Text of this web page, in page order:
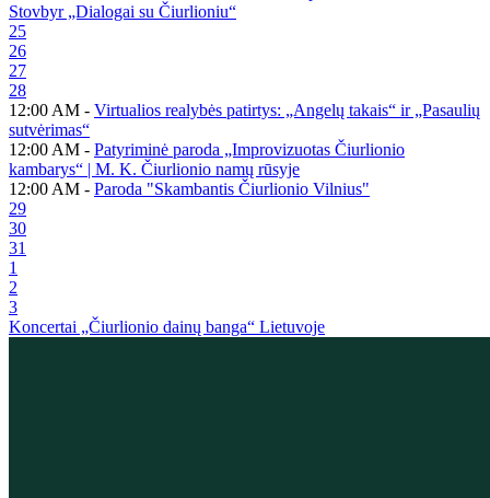
Stovbyr „Dialogai su Čiurlioniu“
25
26
27
28
12:00 AM - Virtualios realybės patirtys: „Angelų takais“ ir „Pasaulių
sutvėrimas“
12:00 AM - Patyriminė paroda „Improvizuotas Čiurlionio
kambarys“ | M. K. Čiurlionio namų rūsyje
12:00 AM - Paroda "Skambantis Čiurlionio Vilnius"
29
30
31
1
2
3
Koncertai „Čiurlionio dainų banga“ Lietuvoje